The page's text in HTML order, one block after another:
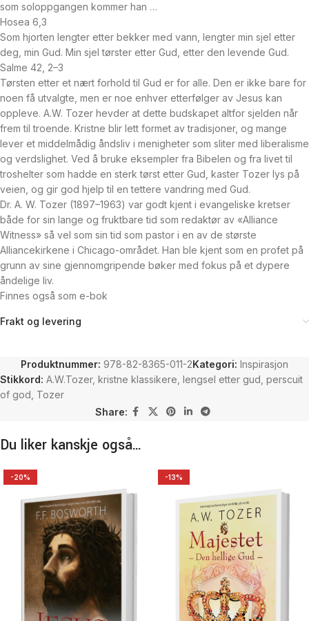
som soloppgangen kommer han …
Hosea 6,3
Som hjorten lengter etter bekker med vann, lengter min sjel etter
deg, min Gud. Min sjel tørster etter Gud, etter den levende Gud.
Salme 42, 2–3
Tørsten etter et nært forhold til Gud er for alle. Den er ikke bare for
noen få utvalgte, men er noe enhver etterfølger av Jesus kan
oppleve. A.W. Tozer hevder at dette budskapet altfor sjelden når
frem til troende. Kristne blir lett formet av tradisjoner, og mange
lever et middelmådig åndsliv i menigheter som sliter med liberalisme
og verdslighet. Ved å bruke eksempler fra Bibelen og fra livet til
troshelter som hadde en sterk tørst etter Gud, kaster Tozer lys på
veien, og gir god hjelp til en tettere vandring med Gud.
Dr. A. W. Tozer (1897–1963) var godt kjent i evangeliske kretser
både for sin lange og fruktbare tid som redaktør av «Alliance
Witness» så vel som sin tid som pastor i en av de største
Alliancekirkene i Chicago-området. Han ble kjent som en profet på
grunn av sine gjennomgripende bøker med fokus på et dypere
åndelige liv.
Finnes også som e-bok
Frakt og levering
Produktnummer: 978-82-8365-011-2Kategori: Inspirasjon
Stikkord: A.W.Tozer, kristne klassikere lengsel etter gud perscuit
of god Tozer
Share:
Du liker kanskje også…
-20% -13%